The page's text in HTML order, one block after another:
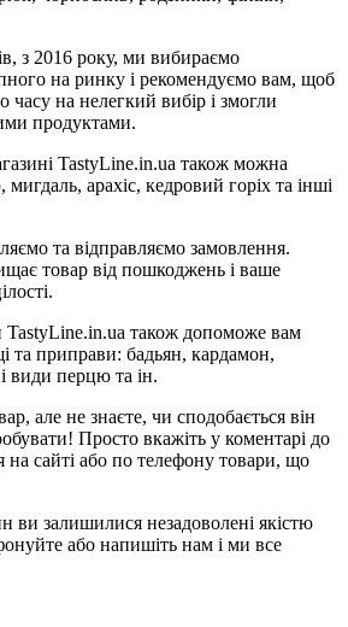
з 2016 року, ми вибираємо
на ринку і рекомендуємо вам, щоб
часу на нелегкий вибір і змогли
продуктами.
TastyLine.in.ua також можна
арахіс, кедровий горіх та інші
та відправляємо замовлення.
товар від пошкоджень і ваше
TastyLine.in.ua також допоможе вам
та приправи: бадьян, кардамон,
види перцю та ін.
але не знаєте, чи сподобається він
Просто вкажіть у коментарі до
на сайті або по телефону товари, що
ви залишилися незадоволені якістю
або напишіть нам і ми все